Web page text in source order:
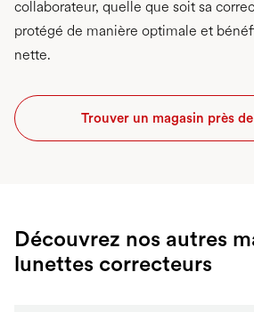
collaborateur, quelle que soit sa
protégé de manière optimale et
nette.
Trouver un magasin près
Découvrez nos autres
lunettes correcteurs